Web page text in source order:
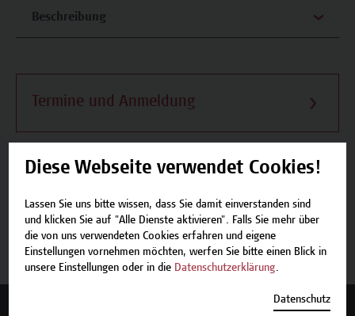
Beschreibung
Termine und Anmeldung
Beschreibung
Termine und Anmeldung
Diese Webseite verwendet Cookies!
Lassen Sie uns bitte wissen, dass Sie damit einverstanden sind
und klicken Sie auf "Alle Dienste aktivieren". Falls Sie mehr über
die von uns verwendeten Cookies erfahren und eigene
Einstellungen vornehmen möchten, werfen Sie bitte einen Blick in
unsere Einstellungen oder in die Datenschutzerklärung.
Datenschutz